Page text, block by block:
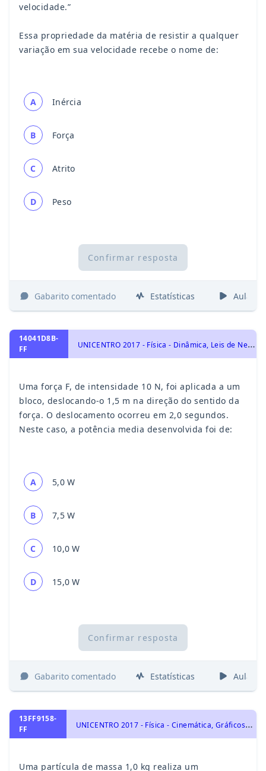
velocidade.”
Essa propriedade da matéria de resistir a qualquer
variação em sua velocidade recebe o nome de:
A Inércia
B Força
C Atrito
D Peso
Confirmar resposta
Gabarito comentado Estatísticas Aulas
14041D8B-
FF
U
NICENTRO 2017 - Física - Dinâmica, Leis de Newton
Uma força F, de intensidade 10 N, foi aplicada a um
bloco, deslocando-o 1,5 m na direção do sentido da
força. O deslocamento ocorreu em 2,0 segundos.
Neste caso, a potência media desenvolvida foi de:
A 5,0 W
B 7,5 W
C 10,0 W
D 15,0 W
Confirmar resposta
Gabarito comentado Estatísticas Aulas
13FF9158-
FF
U
NICENTRO 2017 - Física - Cinemática, Gráficos do MRU e MRUV
Uma partícula de massa 1,0 kg realiza um